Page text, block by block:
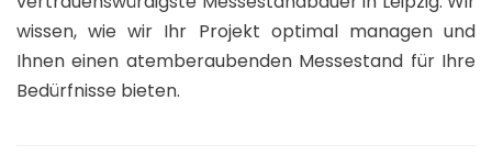
wissen, wie wir Ihr Projekt optimal managen und
Ihnen einen atemberaubenden Messestand für Ihre
Bedürfnisse bieten.